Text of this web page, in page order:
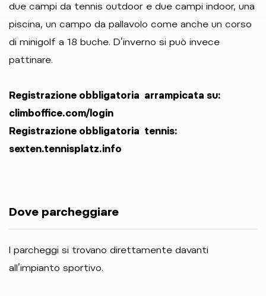
due campi da tennis outdoor e due campi indoor, una
piscina, un campo da pallavolo come anche un corso
di minigolf a 18 buche. D’inverno si può invece
pattinare.
Registrazione obbligatoria arrampicata su:
climboffice.com/login
Registrazione obbligatoria tennis:
sexten.tennisplatz.info
Dove parcheggiare
I parcheggi si trovano direttamente davanti
all’impianto sportivo.